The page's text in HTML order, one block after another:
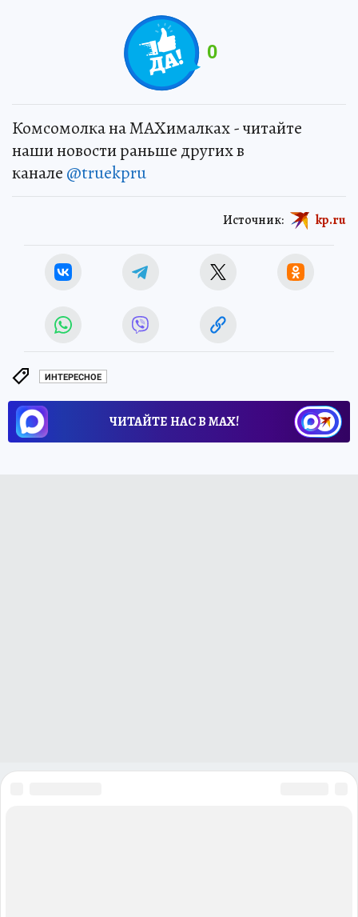
0
Комсомолка на MAXималках - читайте
наши новости раньше других в
канале @truekpru
Источник: kp.ru
ИНТЕРЕСНОЕ
ЧИТАЙТЕ НАС В МАХ!